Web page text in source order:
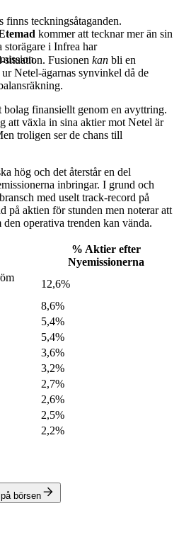
finns teckningsåtaganden.
kommer att tecknar mer än sin
storägare i Infrea har
situation. Fusionen kan bli en
Netel-ägarnas synvinkel då de
bolag finansiellt genom en avyttring.
att växla in sina aktier mot Netel är
troligen ser de chans till
hög och det återstår en del
inbringar. I grund och
med uselt track-record på
på aktien för stunden men noterar att
operativa trenden kan vända.
% Aktier efter
Nyemissionerna
12,6%
8,6%
5,4%
5,4%
3,6%
3,2%
2,7%
2,6%
2,5%
2,2%
börsen